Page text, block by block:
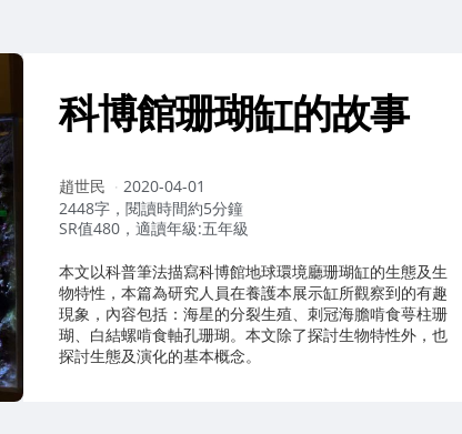
科博館珊瑚缸的故事
作
者：
趙世民
2020-04-01
2448字，閱讀時間約5分鐘
SR值480，適讀年級:五年級
本文以科普筆法描寫科博館地球環境廳珊瑚缸的生態及生
物特性，本篇為研究人員在養護本展示缸所觀察到的有趣
現象，內容包括：海星的分裂生殖、刺冠海膽啃食萼柱珊
瑚、白結螺啃食軸孔珊瑚。本文除了探討生物特性外，也
探討生態及演化的基本概念。